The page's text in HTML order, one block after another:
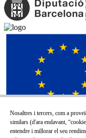
Nosaltres i tercers, com a
similars (d'ara endavant,
entendre i millorar el seu